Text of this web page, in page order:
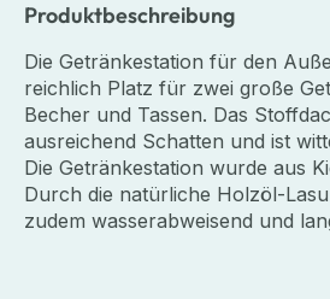
Produktbeschreibung
Die Getränkestation für den
reichlich Platz für zwei große
Becher und Tassen. Das
ausreichend Schatten und ist
Die Getränkestation wurde aus
Durch die natürliche Holzöl-
zudem wasserabweisend und